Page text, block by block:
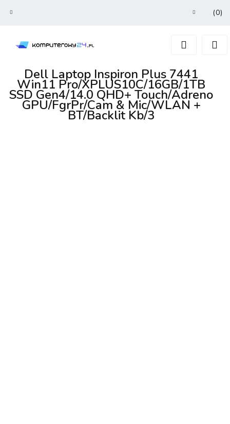
Zarejestruj się
(0)
Dell Laptop Inspiron Plus 7441
Win11 Pro/XPLUS10C/16GB/1TB
SSD Gen4/14.0 QHD+ Touch/Adreno
GPU/FgrPr/Cam & Mic/WLAN +
BT/Backlit Kb/3